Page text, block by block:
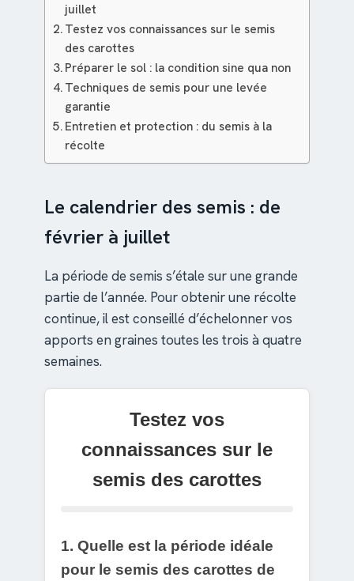
juillet
Testez vos connaissances sur le semis
des carottes
Préparer le sol : la condition sine qua non
Techniques de semis pour une levée
garantie
Entretien et protection : du semis à la
récolte
Le calendrier des semis : de
février à juillet
La période de semis s’étale sur une grande
partie de l’année. Pour obtenir une récolte
continue, il est conseillé d’échelonner vos
apports en graines toutes les trois à quatre
semaines.
Testez vos
connaissances sur le
semis des carottes
1. Quelle est la période idéale
pour le semis des carottes de